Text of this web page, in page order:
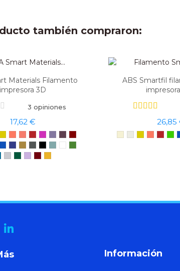
también compraron:
Materials Filamento
impresora 3D
3 opiniones
17,62 €
ABS Smartfil
26,85
Información